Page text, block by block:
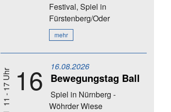
Festival, Spiel in
Fürstenberg/Oder
mehr
11 - 17 Uhr 16 16.08.2026
Bewegungstag Ball
Spiel in Nürnberg -
Wöhrder Wiese